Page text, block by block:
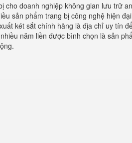
cho doanh nghiệp không gian lưu trữ
sản phẩm trang bị công nghệ hiện
két sắt chính hãng là địa chỉ uy tín
năm liền được bình chọn là sản